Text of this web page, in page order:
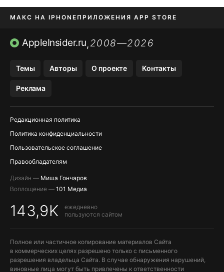
МАКС НА IPHONE ПРИЛОЖЕНИЯ APP STORE
TIKTOK НА IPHONEПРИЛОЖЕНИЯ БЕЗ APP STORE
AppleInsider.ru,2008—2026
Темы Авторы О проекте Контакты
Реклама
Редакционная политика
Политика конфиденциальности
Пользовательское соглашение
Правообладателям
Дизайн — Миша Гончаров
Воплощение — 101 Медиа
143,9K
ежедневно
пользуются сайтом
Полное или частичное копирование материалов Сайта
в коммерческих целях разрешено только с письменного
разрешения владельца Сайта. В случае обнаружения нарушений,
виновные лица могут быть привлечены к ответственности